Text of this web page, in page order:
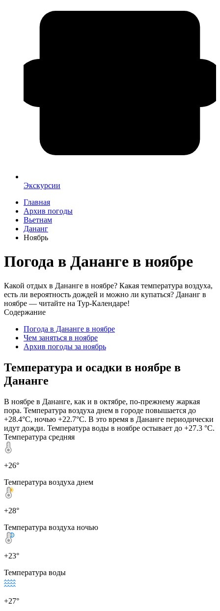
Экскурсии
Главная
Архив погоды
Вьетнам
Дананг
Ноябрь
Погода в Дананге в ноябре
Какой отдых в Дананге в ноябре? Какая температура воздуха,
есть ли вероятность дождей и можно ли купаться? Дананг в
ноябре — читайте на Тур-Календаре!
Содержание
Погода в Дананге в ноябре
Чем заняться в ноябре
Архив погоды за ноябрь
Температура и осадки в ноябре в
Дананге
В ноябре в Дананге, как и в октябре, по-прежнему жаркая
пора. Температура воздуха днем в городе повышается до
+28.4°C, ночью +22.7°C. В это время в Дананге периодически
идут дожди. Температура воды в ноябре остывает до +27.3 °C.
Температура средняя
+26°
Температура воздуха днем
+28°
Температура воздуха ночью
+23°
Температура воды
+27°